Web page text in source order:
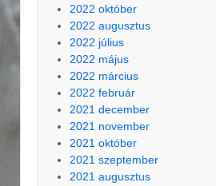
2022 október
2022 augusztus
2022 július
2022 május
2022 március
2022 február
2021 december
2021 november
2021 október
2021 szeptember
2021 augusztus